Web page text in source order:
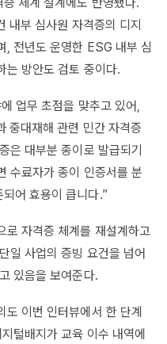
체계 설계에도 반영됐다.
내부 심사원 자격증의 디지
, 전년도 운영한 ESG 내부 심
는 방안도 검토 중이다.
업무 초점을 맞추고 있어,
중대재해 관련 민간 자격증
은 대부분 종이로 발급되기
수료자가 종이 인증서를 분
어 효용이 큽니다.”
로 자격증 체계를 재설계하고
일 사업의 증빙 요건을 넘어
있음을 보여준다.
이번 인터뷰에서 한 단계
털배지가 교육 이수 내역에